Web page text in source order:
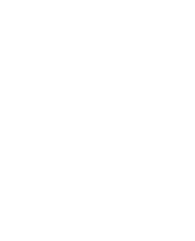
revendedor ou
autorizado por nós.
oferta de subscrição de
juntamente com as
associados, assim como
ou serviços de compra
o Software pode ser
na Documentação.